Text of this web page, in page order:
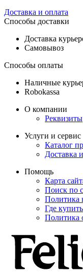
Доставка и оплата
Способы доставки
Доставка
Самовывоз
Способы оплаты
Наличные
Robokassa
О компании
Реквизиты
Услуги и сервис
Каталог
Доставка
Помощь
Карта
Поиск по
Политика
Где
Политика